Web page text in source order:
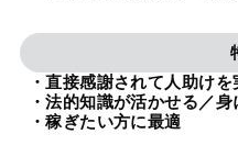
・直接感謝されて人助け
・法的知識が活かせる／身
・稼ぎたい方に最適
プライバシーポリシー
TikTok受賞